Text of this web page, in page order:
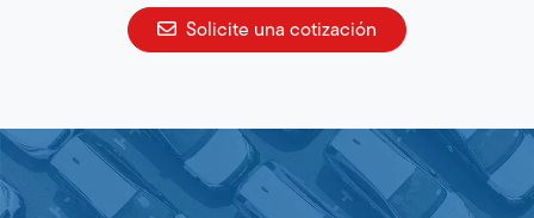
Solicite una cotización